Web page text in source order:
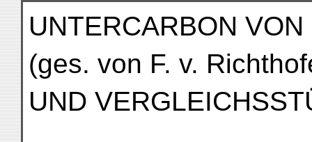
UNTERCARBON
(ges. von F. v.
UND